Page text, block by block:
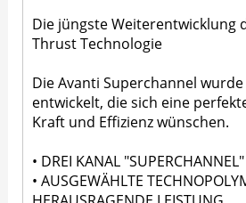
Die jüngste Weiterentwicklung
Thrust Technologie
Die Avanti Superchannel
entwickelt, die sich eine
Kraft und Effizienz wünschen.
• DREI KANAL
• AUSGEWÄHLTE